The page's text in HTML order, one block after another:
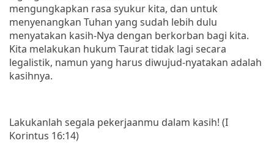
mengungkapkan rasa syukur kita, dan untuk
menyenangkan Tuhan yang sudah lebih dulu
menyatakan kasih-Nya dengan berkorban bagi kita.
Kita melakukan hukum Taurat tidak lagi secara
legalistik, namun yang harus diwujud-nyatakan adalah
kasihnya.
Lakukanlah segala pekerjaanmu dalam kasih! (I
Korintus 16:14)